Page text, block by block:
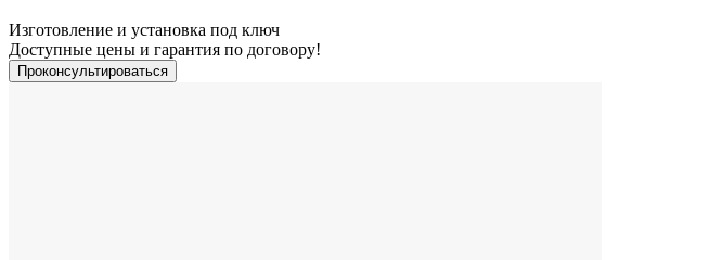
Изготовление и установка под ключ
Доступные цены и гарантия по договору!
Проконсультироваться